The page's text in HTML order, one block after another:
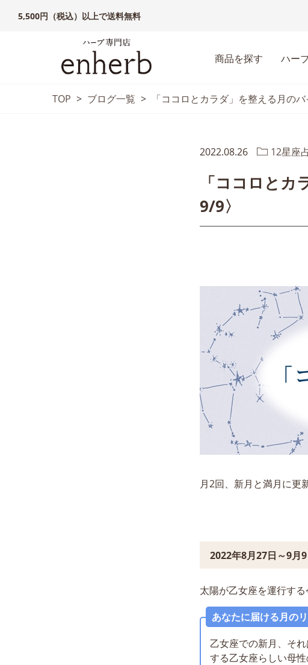
5,500円（税込）以上で送料無料
商品を探す ハー
TOP > ブログ一覧 > 「ココロとカラダ」を整える月の
2022.08.26 12星座
「ココロと
9/9〉
月2回、新月と満月に更
2022年8月27日～9月
太陽が乙女座を運行す
あなたに届ける月の
乙女座での新月、そ
する乙女座らしい母